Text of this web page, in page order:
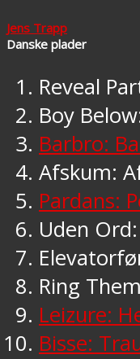
Jens Trapp
Danske plader
Reveal
Boy
Barbro:
Afskum:
Pardans:
Uden
Ring
Leizure:
Bisse: